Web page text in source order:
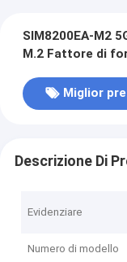
SIM8200EA-M2
M.2 Fattore di
Miglior
Descrizione Di
Evidenziare
Numero di modello